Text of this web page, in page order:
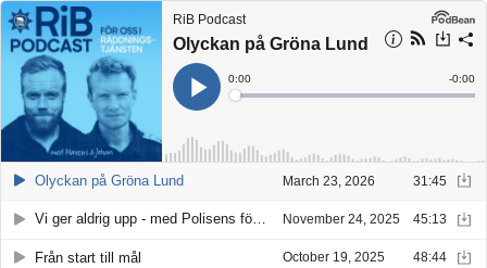
RiB Podcast
Olyckan på Gröna Lund
Play
Current
Time
0:00
Loaded:
Time
-0:00
Olyckan på Gröna Lund March 23, 2026 31:45
Vi ger aldrig upp - med Polisens förhandlare November 24, 2025 45:13
Från start till mål October 19, 2025 48:44